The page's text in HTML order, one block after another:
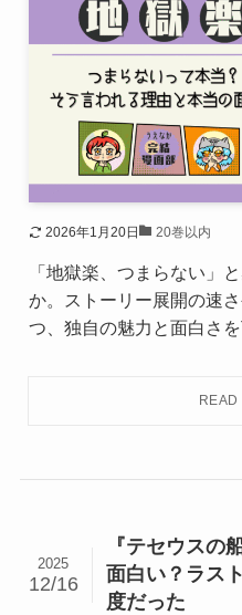
2026年1月20日 20巻以内
「地獄楽、つまらない」
か。ストーリー展開の速
つ、独自の魅力と面白さ
『テセウスの
面白い？ラス
度だった
2025
12/16